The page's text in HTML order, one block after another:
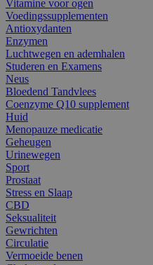
Vitamine voor ogen
Voedingssupplementen
Antioxydanten
Enzymen
Luchtwegen en ademhalen
Studeren en Examens
Neus
Bloedend Tandvlees
Coenzyme Q10 supplement
Huid
Menopauze medicatie
Geheugen
Urinewegen
Sport
Prostaat
Stress en Slaap
CBD
Seksualiteit
Gewrichten
Circulatie
Vermoeide benen